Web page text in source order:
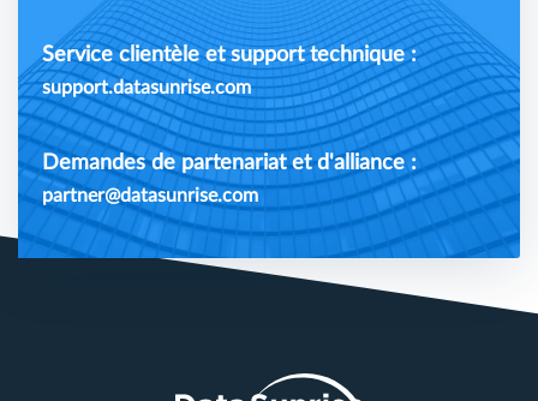
Service clientèle et support technique :
support.datasunrise.com
Demandes de partenariat et d'alliance :
partner@datasunrise.com